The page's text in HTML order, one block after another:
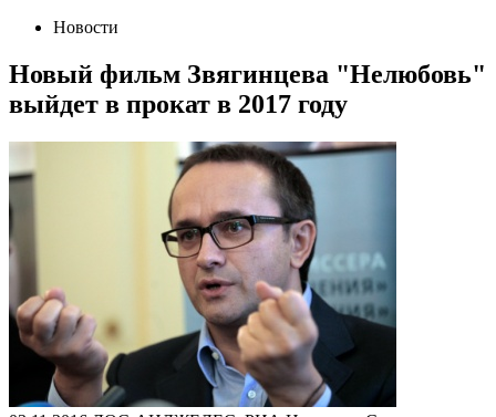
Новости
Новый фильм Звягинцева "Нелюбовь"
выйдет в прокат в 2017 году